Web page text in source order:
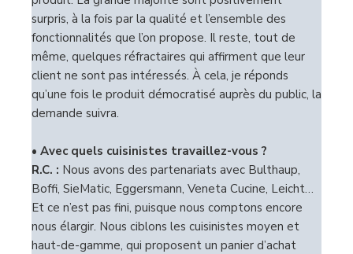
surpris, à la fois par la qualité et l’ensemble des
fonctionnalités que l’on propose. Il reste, tout de
même, quelques réfractaires qui affirment que leur
client ne sont pas intéressés. À cela, je réponds
qu’une fois le produit démocratisé auprès du public, la
demande suivra.
• Avec quels cuisinistes travaillez-vous ?
R.C. : Nous avons des partenariats avec Bulthaup,
Boffi, SieMatic, Eggersmann, Veneta Cucine, Leicht…
Et ce n’est pas fini, puisque nous comptons encore
nous élargir. Nous ciblons les cuisinistes moyen et
haut-de-gamme, qui proposent un panier d’achat